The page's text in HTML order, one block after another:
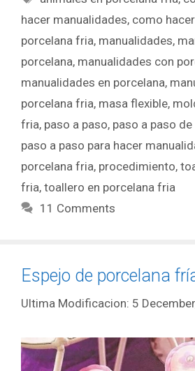
hacer manualidades, como
porcelana fria, manualidades,
porcelana, manualidades con
manualidades en porcelana,
porcelana fria, masa flexible,
fria, paso a paso, paso a paso
paso a paso para hacer
porcelana fria, procedimiento,
fria, toallero en porcelana fria
11 Comments
Espejo de porcelana
5